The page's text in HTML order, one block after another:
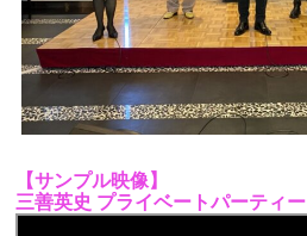
【サンプル映像】
三善英史 プライベートパーティー